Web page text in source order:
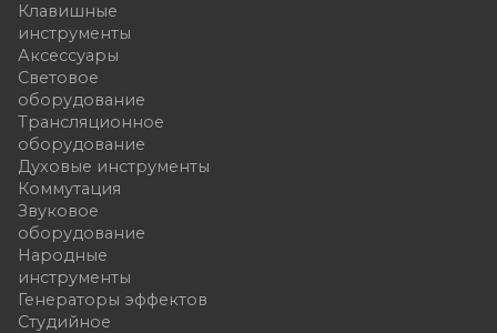
Клавишные
инструменты
Аксессуары
Световое
оборудование
Трансляционное
оборудование
Духовые инструменты
Коммутация
Звуковое
оборудование
Народные
инструменты
Генераторы эффектов
Студийное